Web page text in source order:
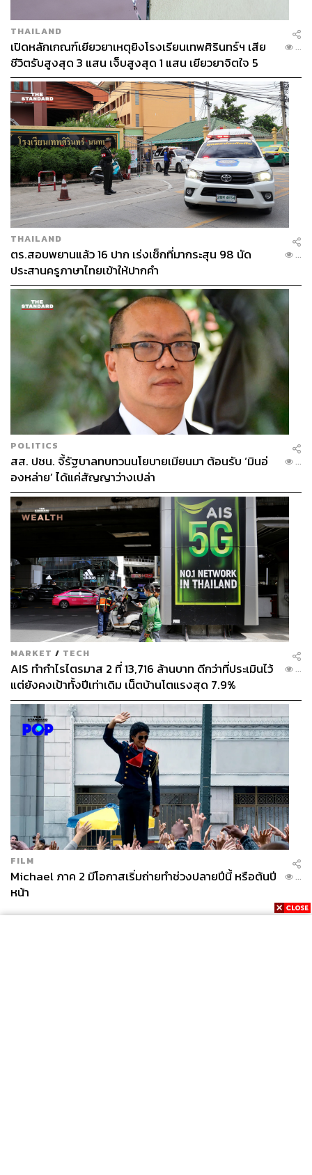
THAILAND
เปิดหลักเกณฑ์เยียวยาเหตุยิงโรงเรียนเทพศิรินทร์ฯ เสีย
ชีวิตรับสูงสุด 3 แสน เจ็บสูงสุด 1 แสน เยียวยาจิตใจ 5
ระดับ
...
THAILAND
ตร.สอบพยานแล้ว 16 ปาก เร่งเช็กที่มากระสุน 98 นัด
ประสานครูภาษาไทยเข้าให้ปากคำ
...
POLITICS
สส. ปชน. จี้รัฐบาลทบทวนนโยบายเมียนมา ต้อนรับ ‘มินอ่
องหล่าย’ ได้แค่สัญญาว่างเปล่า
...
MARKET / TECH
AIS ทำกำไรไตรมาส 2 ที่ 13,716 ล้านบาท ดีกว่าที่ประเมินไว้
แต่ยังคงเป้าทั้งปีเท่าเดิม เน็ตบ้านโตแรงสุด 7.9%
...
FILM
Michael ภาค 2 มีโอกาสเริ่มถ่ายทำช่วงปลายปีนี้ หรือต้นปี
หน้า
...